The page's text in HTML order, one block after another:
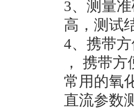
3、测量
高，测试
4、携带
， 携带方
常用的氧
直流参数